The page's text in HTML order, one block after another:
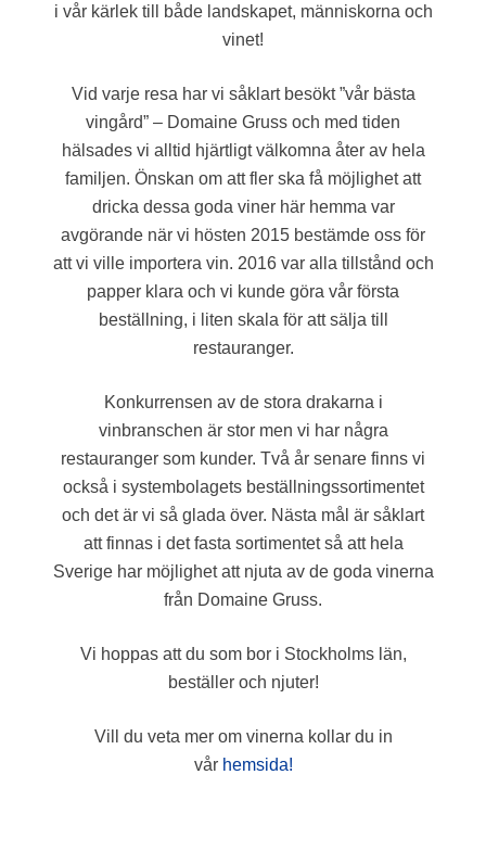
i vår kärlek till både landskapet, människorna och
vinet!
Vid varje resa har vi såklart besökt ”vår bästa
vingård” – Domaine Gruss och med tiden
hälsades vi alltid hjärtligt välkomna åter av hela
familjen. Önskan om att fler ska få möjlighet att
dricka dessa goda viner här hemma var
avgörande när vi hösten 2015 bestämde oss för
att vi ville importera vin. 2016 var alla tillstånd och
papper klara och vi kunde göra vår första
beställning, i liten skala för att sälja till
restauranger.
Konkurrensen av de stora drakarna i
vinbranschen är stor men vi har några
restauranger som kunder. Två år senare finns vi
också i systembolagets beställningssortimentet
och det är vi så glada över. Nästa mål är såklart
att finnas i det fasta sortimentet så att hela
Sverige har möjlighet att njuta av de goda vinerna
från Domaine Gruss.
Vi hoppas att du som bor i Stockholms län,
beställer och njuter!
Vill du veta mer om vinerna kollar du in
vår hemsida!